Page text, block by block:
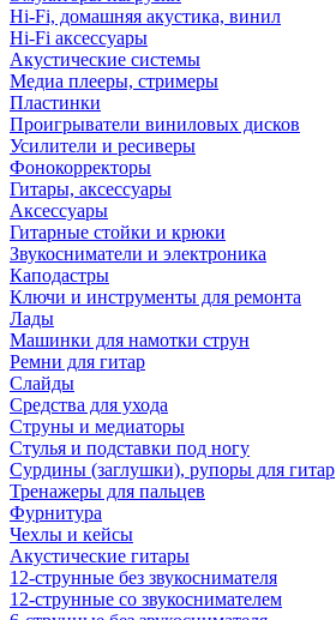
Hi-Fi, домашняя акустика, винил
Hi-Fi аксессуары
Акустические системы
Медиа плееры, стримеры
Пластинки
Проигрыватели виниловых дисков
Усилители и ресиверы
Фонокорректоры
Гитары, аксессуары
Аксессуары
Гитарные стойки и крюки
Звукосниматели и электроника
Каподастры
Ключи и инструменты для ремонта
Лады
Машинки для намотки струн
Ремни для гитар
Слайды
Средства для ухода
Струны и медиаторы
Стулья и подставки под ногу
Сурдины (заглушки), рупоры для гитар
Тренажеры для пальцев
Фурнитура
Чехлы и кейсы
Акустические гитары
12-струнные без звукоснимателя
12-струнные со звукоснимателем